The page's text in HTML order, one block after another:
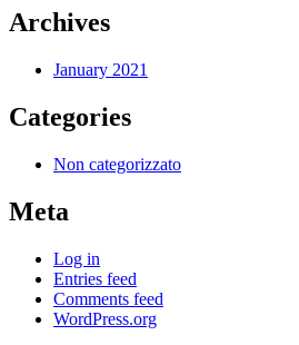
Archives
January 2021
Categories
Non categorizzato
Meta
Log in
Entries feed
Comments feed
WordPress.org